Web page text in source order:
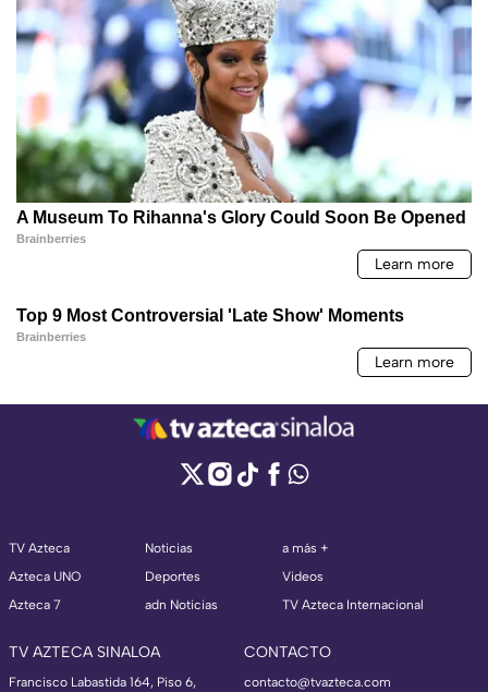
TV Azteca
Azteca UNO
Azteca 7
Noticias
Deportes
adn Noticias
a más +
Videos
TV Azteca Internacional
TV AZTECA SINALOA
Francisco Labastida 164, Piso 6,
CONTACTO
contacto@tvazteca.com